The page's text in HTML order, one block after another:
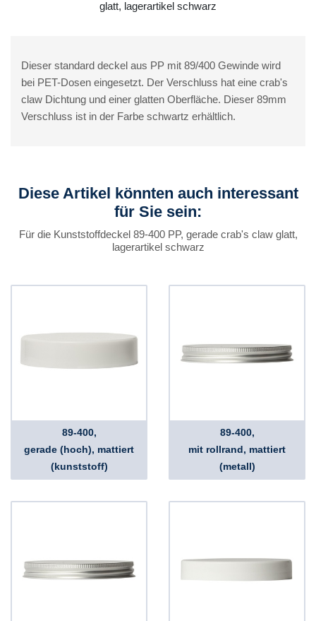
glatt, lagerartikel schwarz
Dieser standard deckel aus PP mit 89/400 Gewinde wird
bei PET-Dosen eingesetzt. Der Verschluss hat eine crab's
claw Dichtung und einer glatten Oberfläche. Dieser 89mm
Verschluss ist in der Farbe schwartz erhältlich.
Diese Artikel könnten auch interessant
für Sie sein:
Für die Kunststoffdeckel 89-400 PP, gerade crab's claw glatt,
lagerartikel schwarz
89-400,
gerade (hoch), mattiert
(kunststoff)
89-400,
mit rollrand, mattiert
(metall)